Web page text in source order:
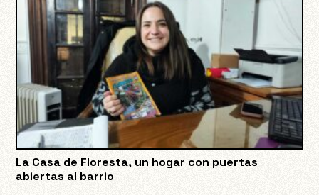
La Casa de Floresta, un hogar con puertas
abiertas al barrio